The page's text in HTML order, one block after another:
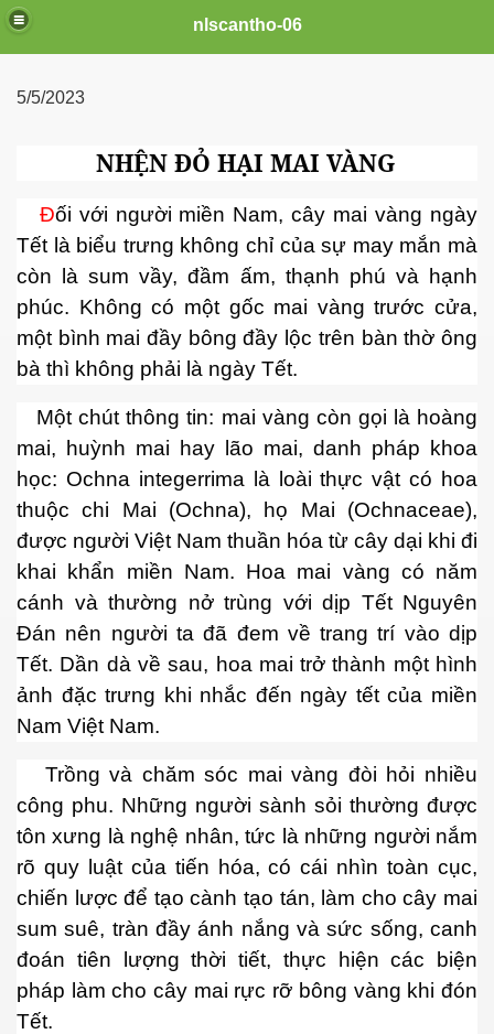
nlscantho-06
5/5/2023
NHỆN ĐỎ HẠI MAI VÀNG
Đối với người miền Nam, cây mai vàng ngày
Tết là biểu trưng không chỉ của sự may mắn mà
còn là sum vầy, đầm ấm, thạnh phú và hạnh
phúc. Không có một gốc mai vàng trước cửa,
một bình mai đầy bông đầy lộc trên bàn thờ ông
bà thì không phải là ngày Tết.
Một chút thông tin: mai vàng còn gọi là hoàng
mai, huỳnh mai hay lão mai, danh pháp khoa
học: Ochna integerrima là loài thực vật có hoa
thuộc chi Mai (Ochna), họ Mai (Ochnaceae),
được người Việt Nam thuần hóa từ cây dại khi đi
khai khẩn miền Nam. Hoa mai vàng có năm
cánh và thường nở trùng với dịp Tết Nguyên
Đán nên người ta đã đem về trang trí vào dịp
Tết. Dần dà về sau, hoa mai trở thành một hình
ảnh đặc trưng khi nhắc đến ngày tết của miền
Nam Việt Nam.
Trồng và chăm sóc mai vàng đòi hỏi nhiều
công phu. Những người sành sỏi thường được
tôn xưng là nghệ nhân, tức là những người nắm
rõ quy luật của tiến hóa, có cái nhìn toàn cục,
chiến lược để tạo cành tạo tán, làm cho cây mai
sum suê, tràn đầy ánh nắng và sức sống, canh
đoán tiên lượng thời tiết, thực hiện các biện
pháp làm cho cây mai rực rỡ bông vàng khi đón
Tết.
em
1
2
3
4
5
7
bộ.
8
9